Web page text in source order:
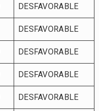
DESFAVORABLE
DESFAVORABLE
DESFAVORABLE
DESFAVORABLE
DESFAVORABLE